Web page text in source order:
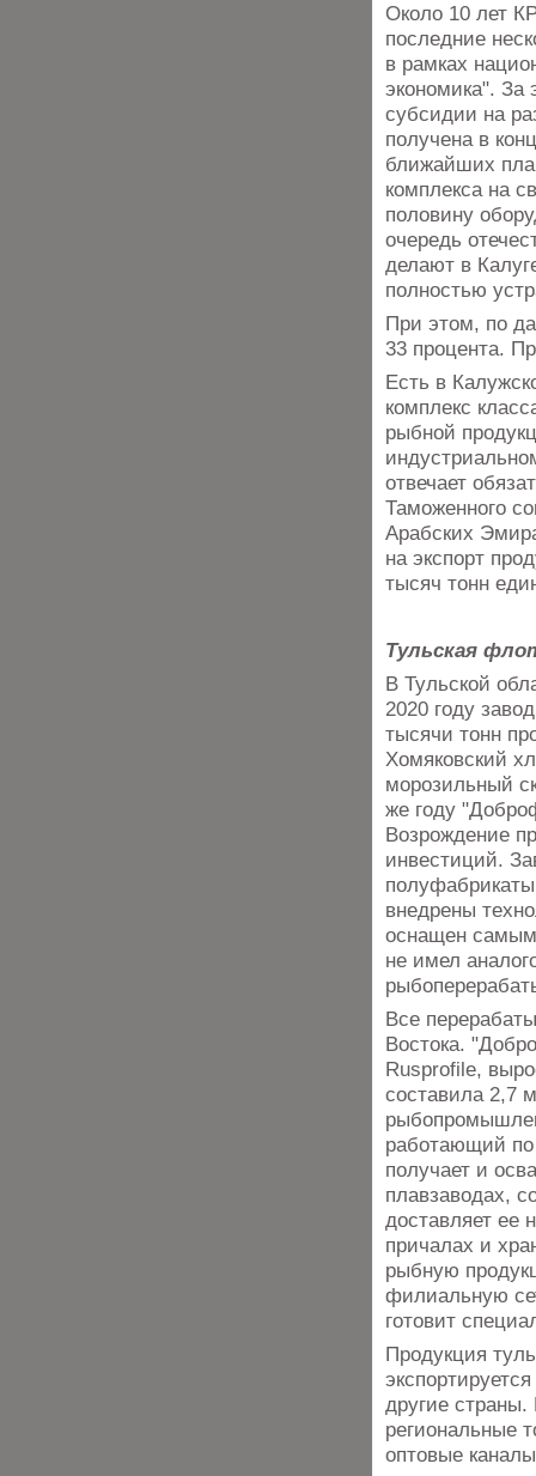
Около 10 лет
последние
в рамках
экономика". За
субсидии на
получена в
ближайших
комплекса на
половину
очередь
делают в
полностью
При этом, по
33 процента.
Есть в
комплекс
рыбной
отвечает
Таможенного
Арабских
на экспорт
тысяч тонн
Тульская
В Тульской
2020 году
тысячи тонн
Хомяковский
морозильный
же году
Возрождение
инвестиций.
внедрены
оснащен
не имел
Все
Востока.
Rusprofile,
составила 2,7
работающий по
получает и
плавзаводах,
доставляет ее
причалах и
рыбную
филиальную
готовит
Продукция
другие
региональные
оптовые